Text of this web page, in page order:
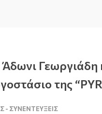
της
- ΣΥΝΕΝΤΕΎΞΕΙΣ